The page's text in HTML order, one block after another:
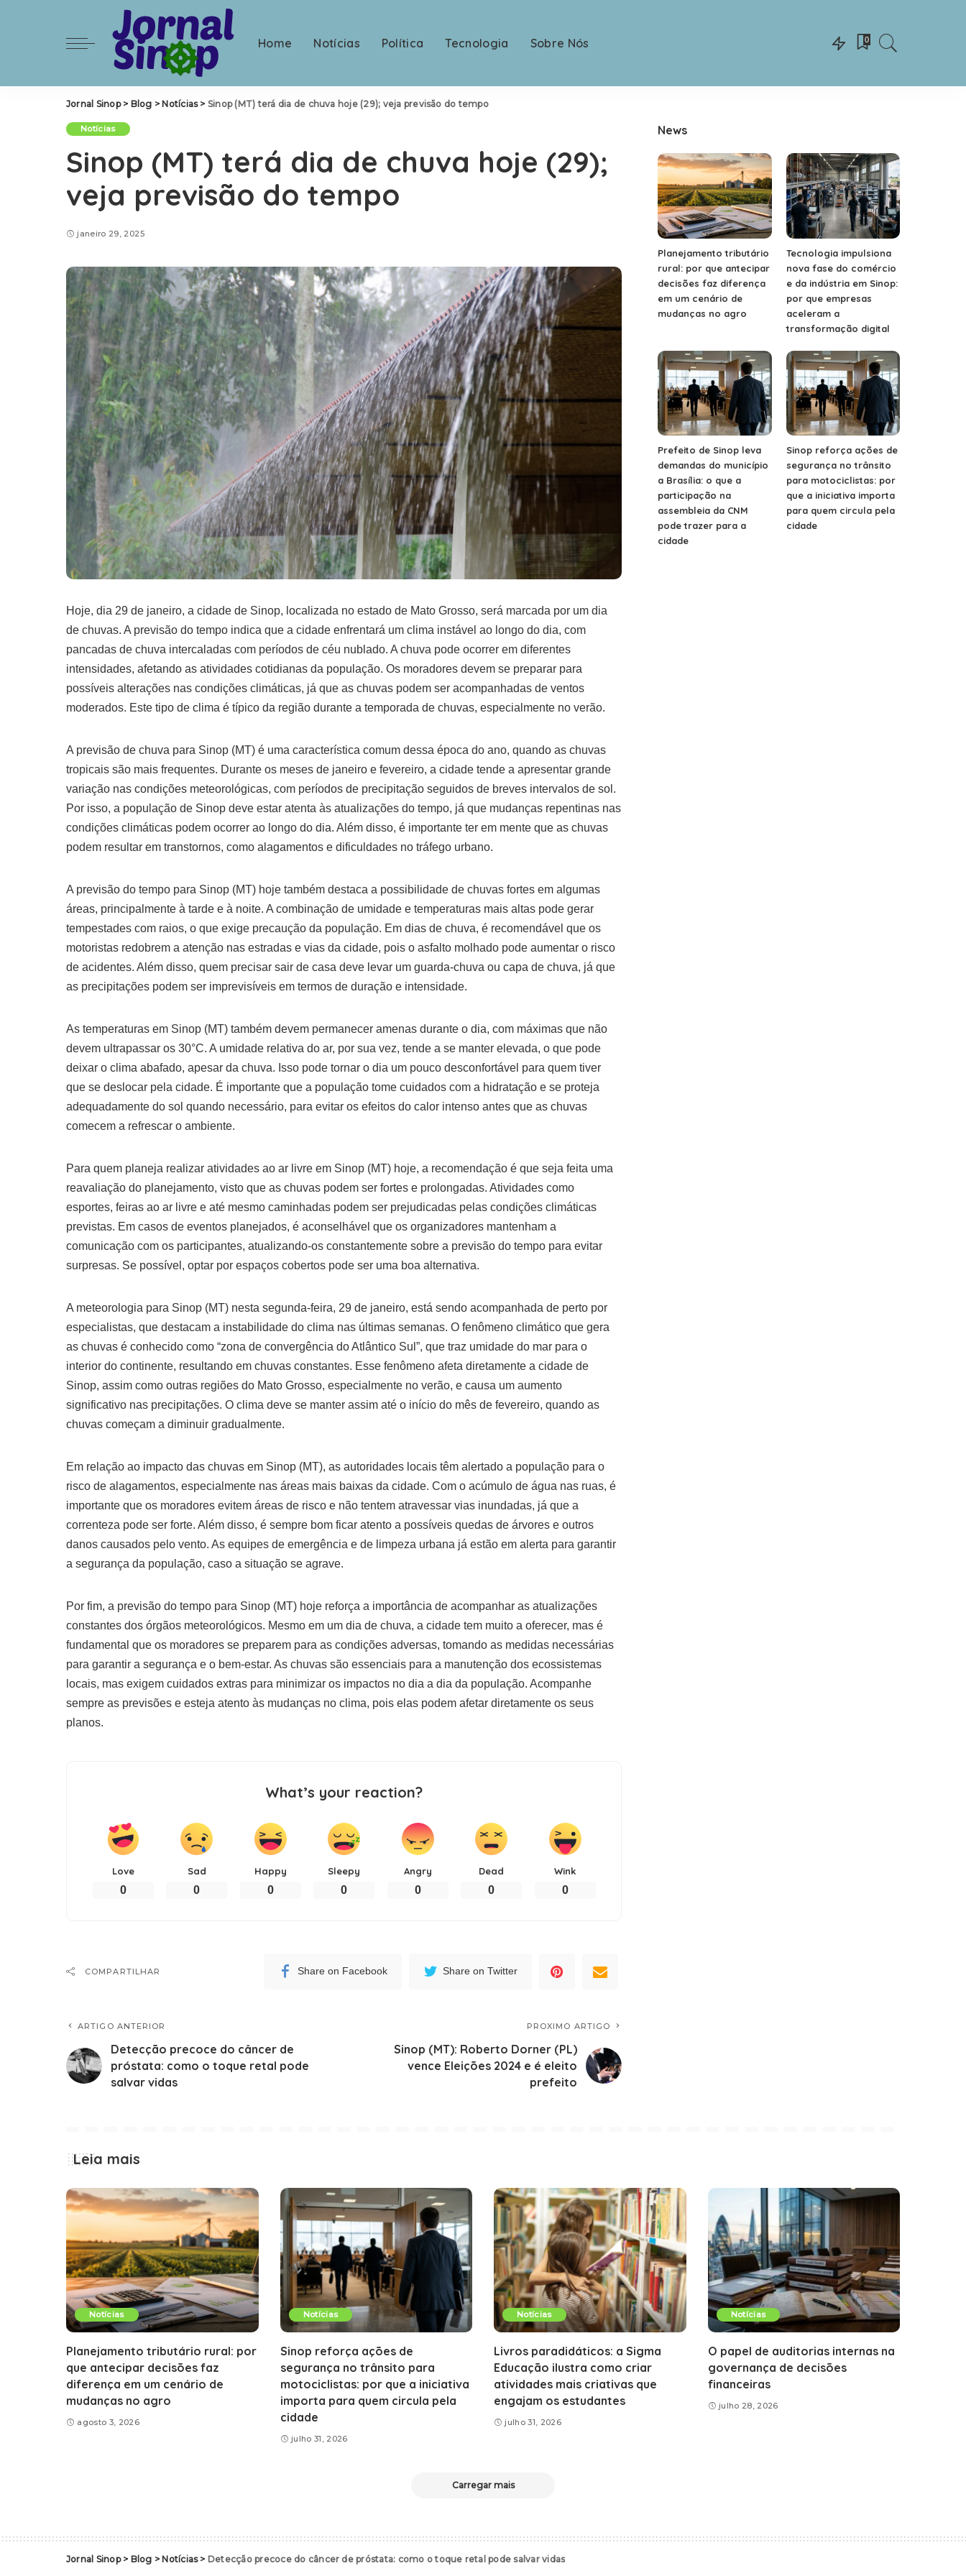
Home Notícias Política Tecnologia Sobre Nós 0
Jornal Sinop> Blog > Notícias> Sinop (MT) terá dia de chuva hoje (29); veja previsão do tempo
Notícias
Sinop (MT) terá dia de chuva hoje (29);
veja previsão do tempo
janeiro 29, 2025
Hoje, dia 29 de janeiro, a cidade de Sinop, localizada no estado de Mato Grosso, será marcada por um dia
de chuvas. A previsão do tempo indica que a cidade enfrentará um clima instável ao longo do dia, com
pancadas de chuva intercaladas com períodos de céu nublado. A chuva pode ocorrer em diferentes
intensidades, afetando as atividades cotidianas da população. Os moradores devem se preparar para
possíveis alterações nas condições climáticas, já que as chuvas podem ser acompanhadas de ventos
moderados. Este tipo de clima é típico da região durante a temporada de chuvas, especialmente no verão.
A previsão de chuva para Sinop (MT) é uma característica comum dessa época do ano, quando as chuvas
tropicais são mais frequentes. Durante os meses de janeiro e fevereiro, a cidade tende a apresentar grande
variação nas condições meteorológicas, com períodos de precipitação seguidos de breves intervalos de sol.
Por isso, a população de Sinop deve estar atenta às atualizações do tempo, já que mudanças repentinas nas
condições climáticas podem ocorrer ao longo do dia. Além disso, é importante ter em mente que as chuvas
podem resultar em transtornos, como alagamentos e dificuldades no tráfego urbano.
A previsão do tempo para Sinop (MT) hoje também destaca a possibilidade de chuvas fortes em algumas
áreas, principalmente à tarde e à noite. A combinação de umidade e temperaturas mais altas pode gerar
tempestades com raios, o que exige precaução da população. Em dias de chuva, é recomendável que os
motoristas redobrem a atenção nas estradas e vias da cidade, pois o asfalto molhado pode aumentar o risco
de acidentes. Além disso, quem precisar sair de casa deve levar um guarda-chuva ou capa de chuva, já que
as precipitações podem ser imprevisíveis em termos de duração e intensidade.
As temperaturas em Sinop (MT) também devem permanecer amenas durante o dia, com máximas que não
devem ultrapassar os 30°C. A umidade relativa do ar, por sua vez, tende a se manter elevada, o que pode
deixar o clima abafado, apesar da chuva. Isso pode tornar o dia um pouco desconfortável para quem tiver
que se deslocar pela cidade. É importante que a população tome cuidados com a hidratação e se proteja
adequadamente do sol quando necessário, para evitar os efeitos do calor intenso antes que as chuvas
comecem a refrescar o ambiente.
Para quem planeja realizar atividades ao ar livre em Sinop (MT) hoje, a recomendação é que seja feita uma
reavaliação do planejamento, visto que as chuvas podem ser fortes e prolongadas. Atividades como
esportes, feiras ao ar livre e até mesmo caminhadas podem ser prejudicadas pelas condições climáticas
previstas. Em casos de eventos planejados, é aconselhável que os organizadores mantenham a
comunicação com os participantes, atualizando-os constantemente sobre a previsão do tempo para evitar
surpresas. Se possível, optar por espaços cobertos pode ser uma boa alternativa.
A meteorologia para Sinop (MT) nesta segunda-feira, 29 de janeiro, está sendo acompanhada de perto por
especialistas, que destacam a instabilidade do clima nas últimas semanas. O fenômeno climático que gera
as chuvas é conhecido como “zona de convergência do Atlântico Sul”, que traz umidade do mar para o
interior do continente, resultando em chuvas constantes. Esse fenômeno afeta diretamente a cidade de
Sinop, assim como outras regiões do Mato Grosso, especialmente no verão, e causa um aumento
significativo nas precipitações. O clima deve se manter assim até o início do mês de fevereiro, quando as
chuvas começam a diminuir gradualmente.
Em relação ao impacto das chuvas em Sinop (MT), as autoridades locais têm alertado a população para o
risco de alagamentos, especialmente nas áreas mais baixas da cidade. Com o acúmulo de água nas ruas, é
importante que os moradores evitem áreas de risco e não tentem atravessar vias inundadas, já que a
correnteza pode ser forte. Além disso, é sempre bom ficar atento a possíveis quedas de árvores e outros
danos causados pelo vento. As equipes de emergência e de limpeza urbana já estão em alerta para garantir
a segurança da população, caso a situação se agrave.
Por fim, a previsão do tempo para Sinop (MT) hoje reforça a importância de acompanhar as atualizações
constantes dos órgãos meteorológicos. Mesmo em um dia de chuva, a cidade tem muito a oferecer, mas é
fundamental que os moradores se preparem para as condições adversas, tomando as medidas necessárias
para garantir a segurança e o bem-estar. As chuvas são essenciais para a manutenção dos ecossistemas
locais, mas exigem cuidados extras para minimizar os impactos no dia a dia da população. Acompanhe
sempre as previsões e esteja atento às mudanças no clima, pois elas podem afetar diretamente os seus
planos.
What’s your reaction?
Love
0
Sad
0
Happy
0
Sleepy
0
Angry
0
Dead
0
Wink
0
COMPARTILHAR Share on Facebook Share on Twitter
ARTIGO ANTERIOR
Detecção precoce do câncer de
próstata: como o toque retal pode
salvar vidas
PROXIMO ARTIGO
Sinop (MT): Roberto Dorner (PL)
vence Eleições 2024 e é eleito
prefeito
News
Planejamento tributário
rural: por que antecipar
decisões faz diferença
em um cenário de
mudanças no agro
Tecnologia impulsiona
nova fase do comércio
e da indústria em Sinop:
por que empresas
aceleram a
transformação digital
Prefeito de Sinop leva
demandas do município
a Brasília: o que a
participação na
assembleia da CNM
pode trazer para a
cidade
Sinop reforça ações de
segurança no trânsito
para motociclistas: por
que a iniciativa importa
para quem circula pela
cidade
Leia mais
Notícias
Planejamento tributário rural: por
que antecipar decisões faz
diferença em um cenário de
mudanças no agro
agosto 3, 2026
Notícias
Sinop reforça ações de
segurança no trânsito para
motociclistas: por que a iniciativa
importa para quem circula pela
cidade
julho 31, 2026
Notícias
Livros paradidáticos: a Sigma
Educação ilustra como criar
atividades mais criativas que
engajam os estudantes
julho 31, 2026
Notícias
O papel de auditorias internas na
governança de decisões
financeiras
julho 28, 2026
Carregar mais
Jornal Sinop> Blog >Notícias> Detecção precoce do câncer de próstata: como o toque retal pode salvar vidas